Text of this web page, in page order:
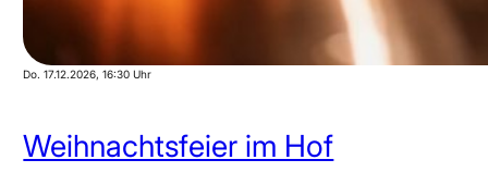
Do. 17.12.2026, 16:30 Uhr
Weihnachtsfeier im Hof